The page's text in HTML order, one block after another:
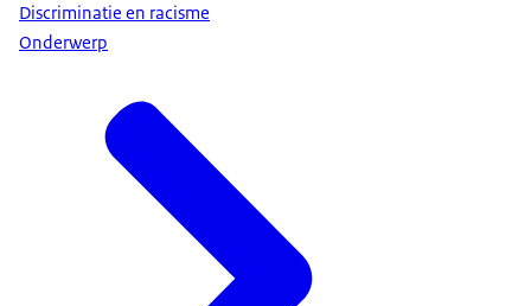
Discriminatie en racisme
Onderwerp